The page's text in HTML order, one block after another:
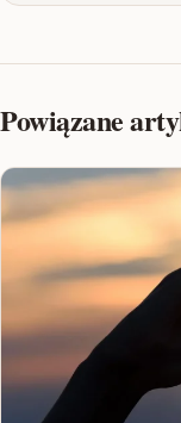
Powiązane